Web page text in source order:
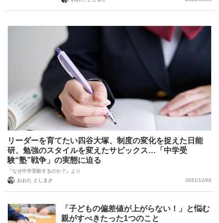
リーダーを育てたい四谷大塚、制度の変化を捉えた日能
研、勉強のスタイルを変えたサピックス…「中学受
験“塾”戦争」の実態に迫る
『なぜ中学受験するのか？』より
おおた としまさ
2021/12/02
「子どもの偏差値が上がらない！」と悩む
親がすべきたった1つのこと